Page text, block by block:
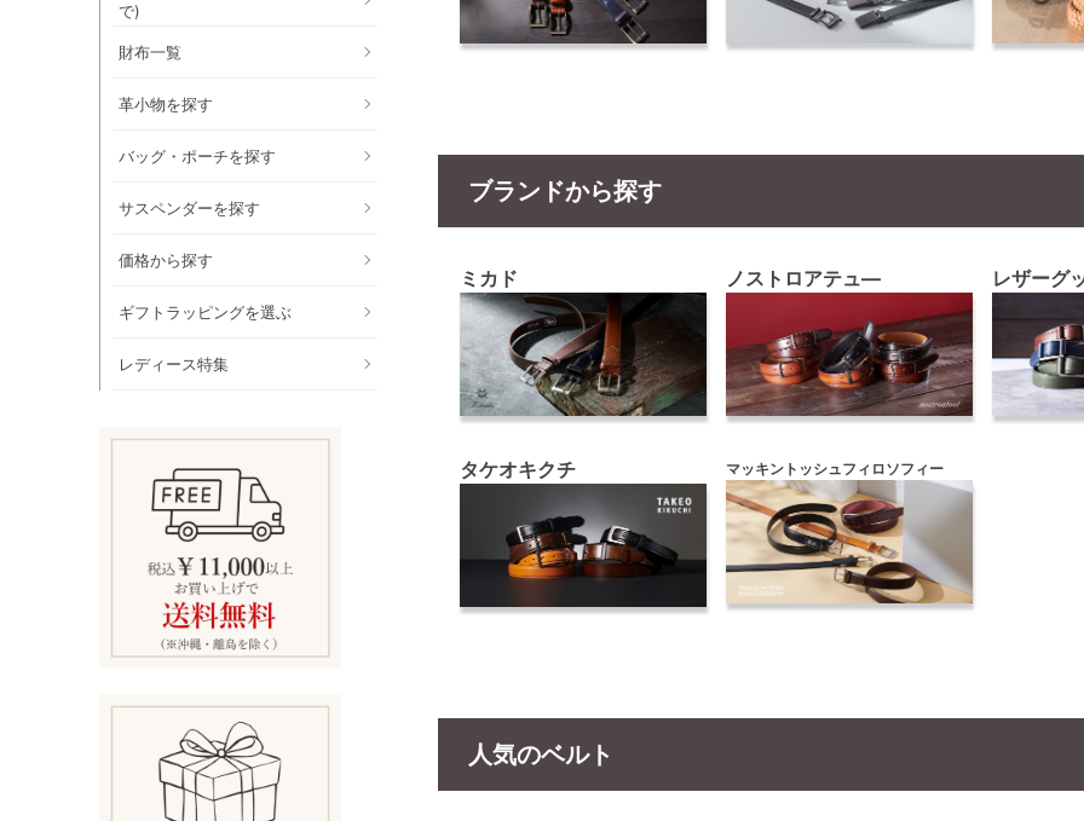
で)
財布一覧
革小物を探す
バッグ・ポーチを探す
サスペンダーを探す
価格から探す
ギフトラッピングを選ぶ
レディース特集
ブランドから探す
ミカド ノストロアテュ― レザーグ
タケオキクチ マッキントッシュフィロソフィー
人気のベルト